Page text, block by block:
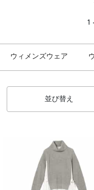
1
ウィメンズウェア
並び替え